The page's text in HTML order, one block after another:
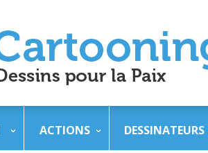
ACTIONS DESSINATEURS